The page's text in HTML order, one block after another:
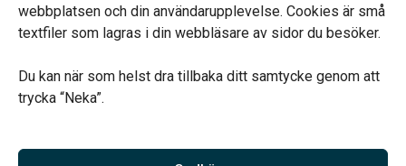
webbplatsen och din användarupplevelse. Cookies är små
textfiler som lagras i din webbläsare av sidor du besöker.
Du kan när som helst dra tillbaka ditt samtycke genom att
trycka “Neka”.
familjejuridiken – genom hela livet.